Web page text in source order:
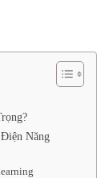
Năng